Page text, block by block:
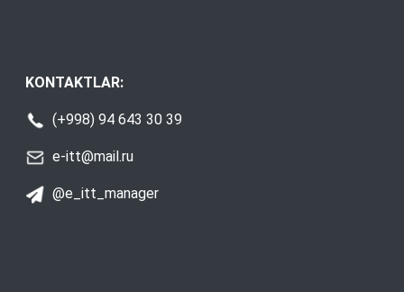
KONTAKTLAR:
(+998) 94 643 30 39
e-itt@mail.ru
@e_itt_manager